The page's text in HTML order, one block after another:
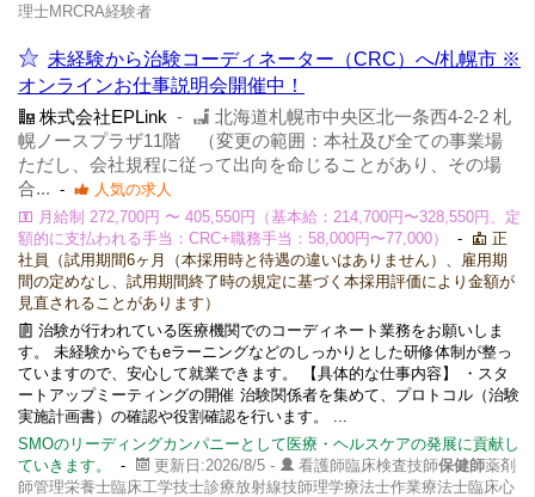
理士MRCRA経験者
未経験から治験コーディネーター（CRC）へ/札幌市 ※
オンラインお仕事説明会開催中！
株式会社EPLink -
北海道札幌市中央区北一条西4-2-2 札
幌ノースプラザ11階 （変更の範囲：本社及び全ての事業場
ただし、会社規程に従って出向を命じることがあり、その場
合... -
人気の求人
月給制 272,700円 〜 405,550円（基本給：214,700円〜328,550円、定
額的に支払われる手当：CRC+職務手当：58,000円〜77,000）
-
正
社員（試用期間6ヶ月（本採用時と待遇の違いはありません）、雇用期
間の定めなし、試用期間終了時の規定に基づく本採用評価により金額が
見直されることがあります）
治験が行われている医療機関でのコーディネート業務をお願いしま
す。 未経験からでもeラーニングなどのしっかりとした研修体制が整っ
ていますので、安心して就業できます。 【具体的な仕事内容】 ・スタ
ートアップミーティングの開催 治験関係者を集めて、プロトコル（治験
実施計画書）の確認や役割確認を行います。 ...
SMOのリーディングカンパニーとして医療・ヘルスケアの発展に貢献し
ていきます。
- 更新日:2026/8/5 - 看護師臨床検査技師保健師薬剤
師管理栄養士臨床工学技士診療放射線技師理学療法士作業療法士臨床心